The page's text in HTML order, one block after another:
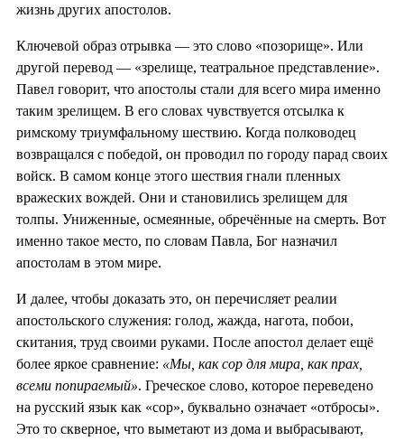
жизнь других апостолов.
Ключевой образ отрывка — это слово «позорище». Или
другой перевод — «зрелище, театральное представление».
Павел говорит, что апостолы стали для всего мира именно
таким зрелищем. В его словах чувствуется отсылка к
римскому триумфальному шествию. Когда полководец
возвращался с победой, он проводил по городу парад своих
войск. В самом конце этого шествия гнали пленных
вражеских вождей. Они и становились зрелищем для
толпы. Униженные, осмеянные, обречённые на смерть. Вот
именно такое место, по словам Павла, Бог назначил
апостолам в этом мире.
И далее, чтобы доказать это, он перечисляет реалии
апостольского служения: голод, жажда, нагота, побои,
скитания, труд своими руками. После апостол делает ещё
более яркое сравнение: «Мы, как сор для мира, как прах,
всеми попираемый». Греческое слово, которое переведено
на русский язык как «сор», буквально означает «отбросы».
Это то скверное, что выметают из дома и выбрасывают,